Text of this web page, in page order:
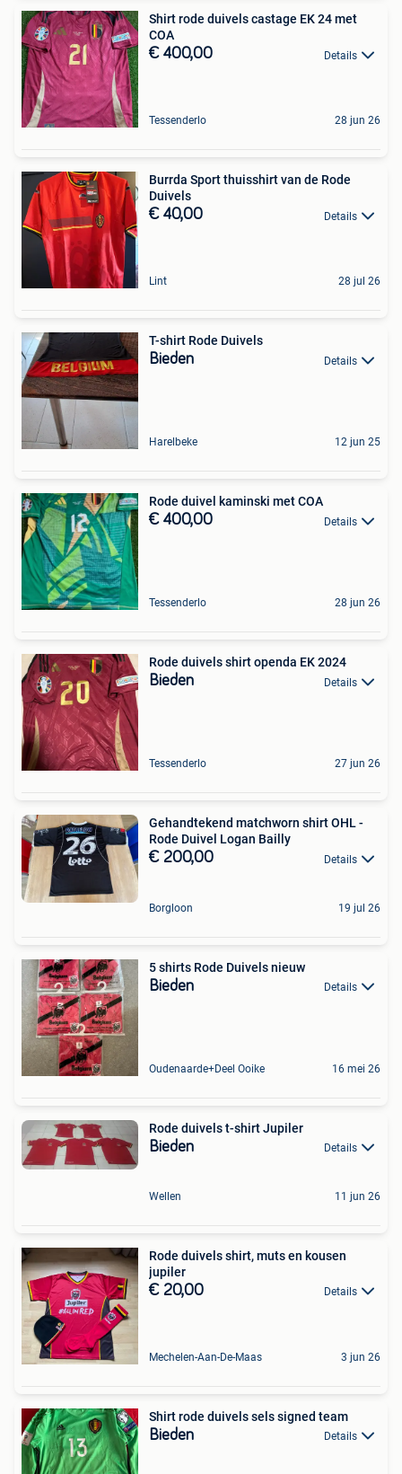
Shirt rode duivels castage EK 24 met
COA
€ 400,00 Details
Tessenderlo 28 jun 26
Burrda Sport thuisshirt van de Rode
Duivels
€ 40,00 Details
Lint 28 jul 26
T-shirt Rode Duivels
Bieden Details
Harelbeke 12 jun 25
Rode duivel kaminski met COA
€ 400,00 Details
Tessenderlo 28 jun 26
Rode duivels shirt openda EK 2024
Bieden Details
Tessenderlo 27 jun 26
Gehandtekend matchworn shirt OHL -
Rode Duivel Logan Bailly
€ 200,00 Details
Borgloon 19 jul 26
5 shirts Rode Duivels nieuw
Bieden Details
Oudenaarde+Deel Ooike 16 mei 26
Rode duivels t-shirt Jupiler
Bieden Details
Wellen 11 jun 26
Rode duivels shirt, muts en kousen
jupiler
€ 20,00 Details
Mechelen-Aan-De-Maas 3 jun 26
Shirt rode duivels sels signed team
Bieden Details